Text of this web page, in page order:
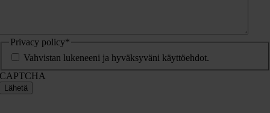
Privacy policy*
Vahvistan lukeneeni ja hyväksyväni käyttöehdot.
CAPTCHA
Lähetä